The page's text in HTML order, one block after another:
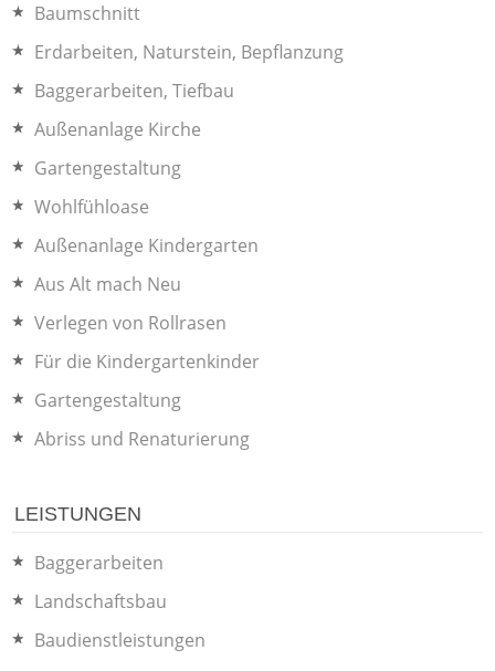
Baumschnitt
Erdarbeiten, Naturstein, Bepflanzung
Baggerarbeiten, Tiefbau
Außenanlage Kirche
Gartengestaltung
Wohlfühloase
Außenanlage Kindergarten
Aus Alt mach Neu
Verlegen von Rollrasen
Für die Kindergartenkinder
Gartengestaltung
Abriss und Renaturierung
LEISTUNGEN
Baggerarbeiten
Landschaftsbau
Baudienstleistungen